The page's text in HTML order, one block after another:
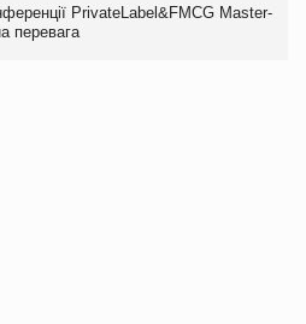
PrivateLabel&FMCG Master-
перевага